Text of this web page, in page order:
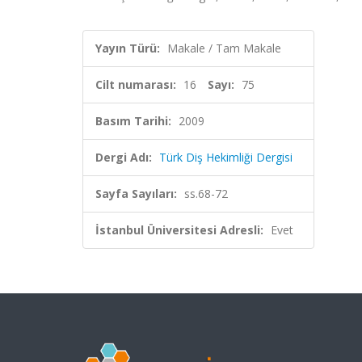
Yayın Türü: Makale / Tam Makale
Cilt numarası: 16 Sayı: 75
Basım Tarihi: 2009
Dergi Adı: Türk Diş Hekimliği Dergisi
Sayfa Sayıları: ss.68-72
İstanbul Üniversitesi Adresli: Evet